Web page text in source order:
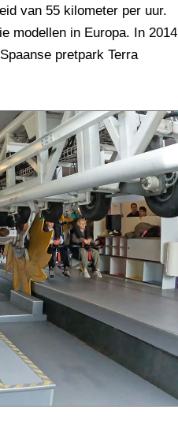
van 55 kilometer per uur.
modellen in Europa. In 2014
pretpark Terra